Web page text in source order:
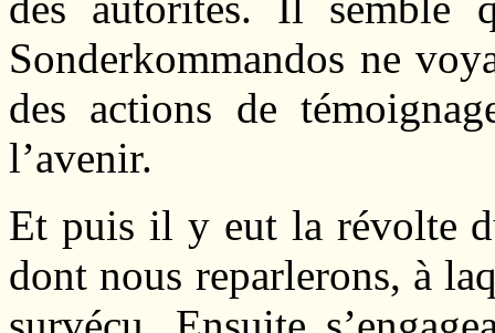
Sonderkommandos ne
des actions de
l’avenir.
Et puis il y eut la révolte
dont nous reparlerons, à